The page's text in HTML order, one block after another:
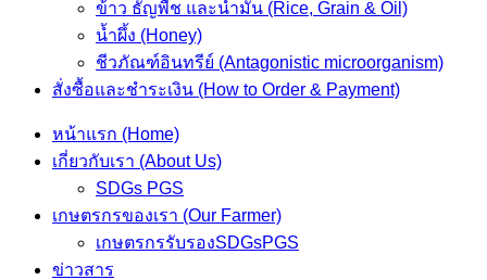
ข้าว ธัญพืช และนำ้มัน (Rice, Grain & Oil)
น้ำผึ้ง (Honey)
ชีวภัณฑ์อินทรีย์ (Antagonistic microorganism)
สั่งซื้อและชำระเงิน (How to Order & Payment)
หน้าแรก (Home)
เกี่ยวกับเรา (About Us)
SDGs PGS
เกษตรกรของเรา (Our Farmer)
เกษตรกรรับรองSDGsPGS
ข่าวสาร